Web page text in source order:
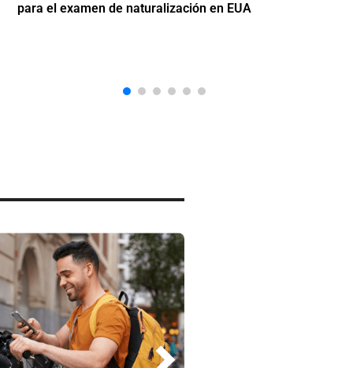
gratuito de preparación para el examen de